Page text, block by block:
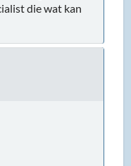
die wat kan